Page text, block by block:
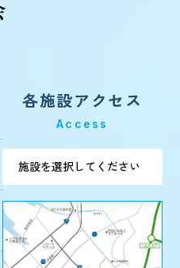
各施設アクセス
Access